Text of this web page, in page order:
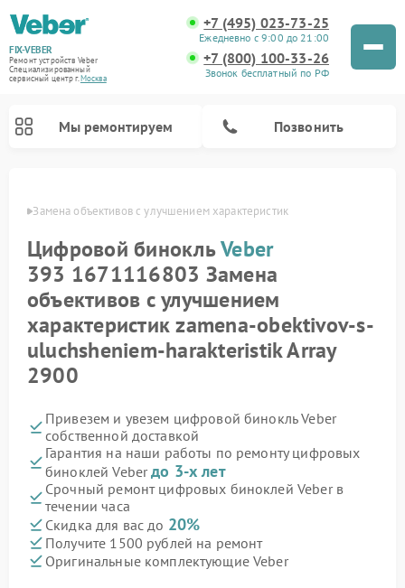
FIX-VEBER
Ремонт устройств Veber
Специализированный
cервисный центр г.Москва
+7 (495) 023-73-25
Ежедневно с 9:00 до 21:00
+7 (800) 100-33-26
Звонок бесплатный по РФ
Мы ремонтируем Позвонить
Замена объективов с улучшением характеристик
Цифровой бинокльVeber
393 1671116803 Замена
объективов с улучшением
характеристик zamena-obektivov-s-
uluchsheniem-harakteristik Array
2900
Привезем и увезем цифровой бинокль Veber
собственной доставкой
Гарантия на наши работы по ремонту цифровых
биноклей Veberдо 3-х лет
Срочный ремонт цифровых биноклей Veber в
течении часа
Скидка для вас до 20%
Получите 1500 рублей на ремонт
Оригинальные комплектующие Veber